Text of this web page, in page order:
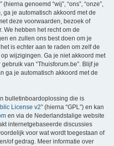
genoemd “wij”, “ons”, “onze”,
ga je automatisch akkoord met de
deze voorwaarden, bezoek of
We hebben het recht om de
en zullen ons best doen om je
is echter aan te raden om zelf de
wijzigingen. Ga je niet akkoord met
van “Thuisforum.be”. Blijf je
ga je automatisch akkoord met de
bulletinboardoplossing die is
License v2” (hierna “GPL”) en kan
en via de Nederlandstalige website
internetgebaseerde discussies
voor wat wordt toegestaan of
of gedrag. Meer informatie over